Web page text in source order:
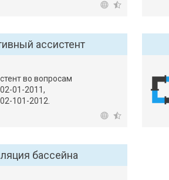
ассистент
во вопросам
01-2011,
101-2012.
бассейна